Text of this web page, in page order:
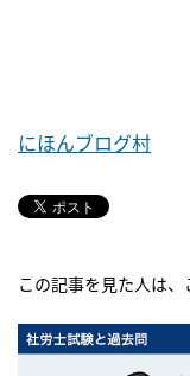
にほんブログ村
この記事を見た人は、